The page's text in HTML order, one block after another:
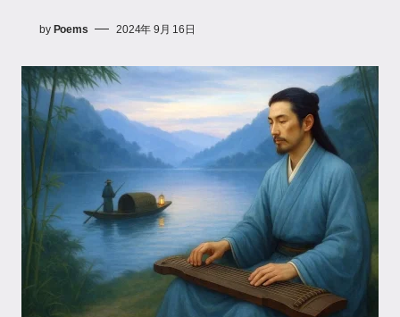
by Poems 2024年 9月 16日